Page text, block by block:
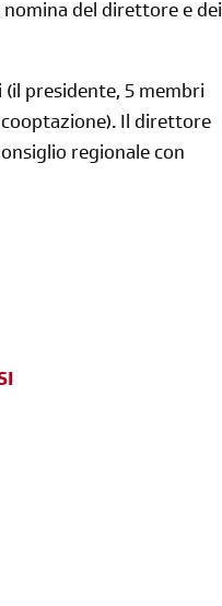
nomina del direttore e dei
(il presidente, 5 membri
Il direttore
regionale con